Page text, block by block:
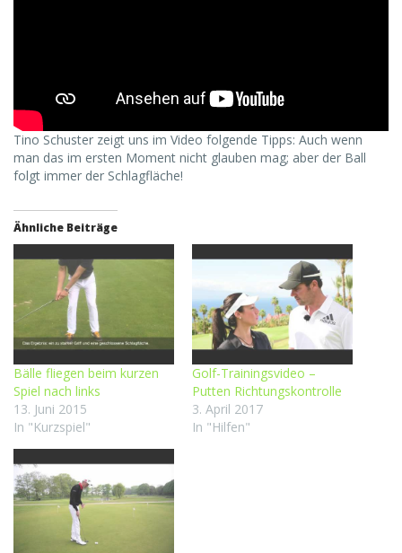
Tino Schuster zeigt uns im Video folgende Tipps: Auch wenn
man das im ersten Moment nicht glauben mag; aber der Ball
folgt immer der Schlagfläche!
Ähnliche Beiträge
Bälle fliegen beim kurzen
Spiel nach links
13. Juni 2015
In "Kurzspiel"
Golf-Trainingsvideo –
Putten Richtungskontrolle
3. April 2017
In "Hilfen"